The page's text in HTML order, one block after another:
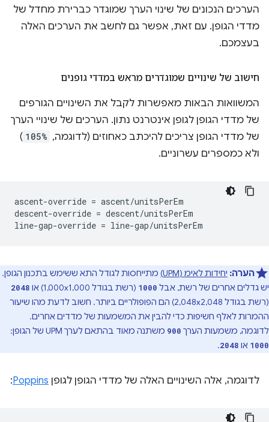
הערכים הנכונים של שינוי הערך שמוגדר כברירת מחדל של
מדדי הגופן. עם זאת, אפשר גם לחשב את הערכים האלה
בעצמכם.
חישוב של שינויים שמוגדרים מראש במדדי גופנים
המשוואות הבאות מאפשרות לקבל את השינויים הגורפים
של מדדי הגופן לגופן אינטרנט נתון. הערכים של שינויי הערך
של מדדי הגופן צריכים להיכתב כאחוזים (לדוגמה, 105%
)
ולא כמספרים עשרוניים.
ascent-override = ascent/unitsPerEm
descent-override = descent/unitsPerEm
הערה: יחידות לאימ (UPM)
מתייחסות לגודל התא ששימש בתכנון הגופן.
יש גדלים אחרים של רשת, אבל 1000 (רשת בגודל 1,000x1,000) או 2048
(רשת בגודל 2,048x2,048) הם הפופולריים ביותר. חשוב לדעת מהו שיעור
ההמרות לאלף חשיפות כדי להבין את המשמעות של מדדים אחרים.
לדוגמה, משמעות הערך 900 משתנה מאוד בהתאם לערך UPM של הגופן:
1000 או 2048
.
לדוגמה, אלה השינויים האלה של מדדי הגופן לגופן Poppins
: